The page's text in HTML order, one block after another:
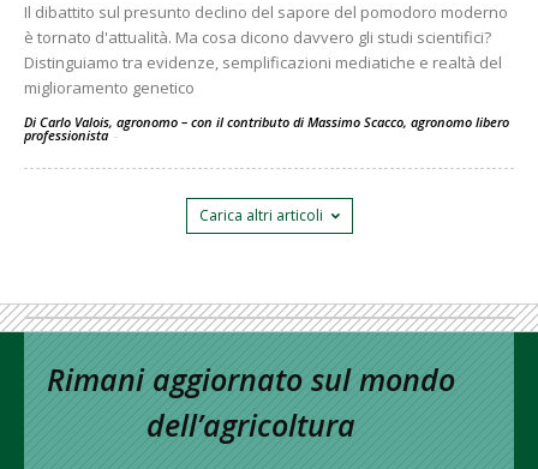
Il dibattito sul presunto declino del sapore del pomodoro moderno
è tornato d'attualità. Ma cosa dicono davvero gli studi scientifici?
Distinguiamo tra evidenze, semplificazioni mediatiche e realtà del
miglioramento genetico
Di Carlo Valois, agronomo – con il contributo di Massimo Scacco, agronomo libero
professionista -
Carica altri articoli
Rimani aggiornato sul mondo
dell’agricoltura